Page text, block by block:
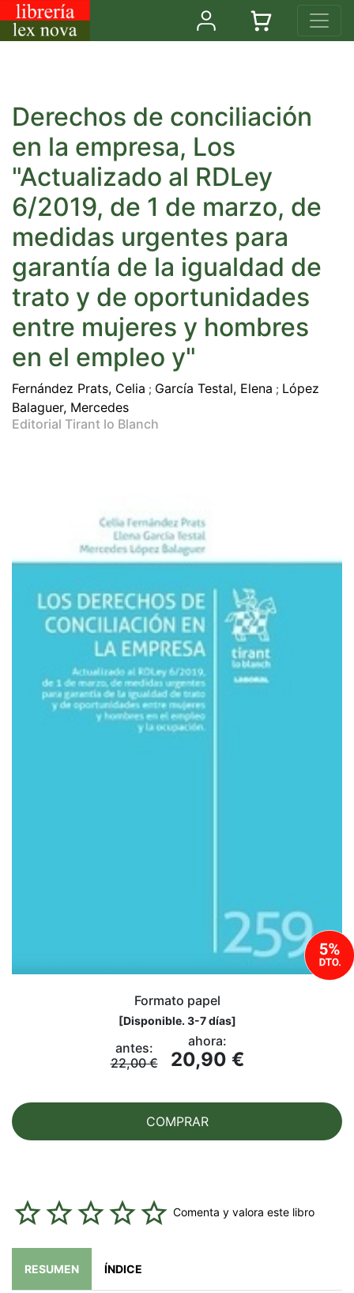
Derechos de conciliación
en la empresa, Los
"Actualizado al RDLey
6/2019, de 1 de marzo, de
medidas urgentes para
garantía de la igualdad de
trato y de oportunidades
entre mujeres y hombres
en el empleo y"
Fernández Prats, Celia ; García Testal, Elena ; López
Balaguer, Mercedes
Editorial Tirant lo Blanch
Formato papel
[Disponible. 3-7 días]
antes:
22,00 €
ahora:
20,90 €
COMPRAR
Comenta y valora este libro
RESUMEN ÍNDICE